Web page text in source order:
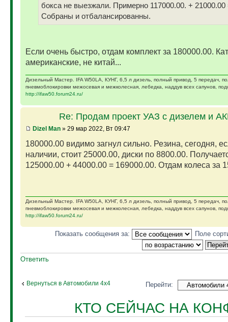
бокса не выезжали. Примерно 117000.00. + 21000.00
Собраны и отбалансированны.
Если очень быстро, отдам комплект за 180000.00.
американские, не китай...
Дизельный Мастер. IFA W50LA, КУНГ, 6,5 л дизель, полный привод, 5 передач,
пневмоблокировки межосевая и межколесная, лебедка, наддув всех сапунов,
http://ifaw50.forum24.ru/
Re: Продам проект УАЗ с дизелем и
Dizel Man» 29 мар 2022, Вт 09:47
180000.00 видимо загнул сильно. Резина, сегодня,
наличии, стоит 25000.00, диски по 8800.00.
125000.00 + 44000.00 = 169000.00. Отдам колеса за
Дизельный Мастер. IFA W50LA, КУНГ, 6,5 л дизель, полный привод, 5 передач,
пневмоблокировки межосевая и межколесная, лебедка, наддув всех сапунов,
http://ifaw50.forum24.ru/
Показать сообщения за: Поле
Ответить
Вернуться в Автомобили 4х4 Перейти:
КТО СЕЙЧАС НА